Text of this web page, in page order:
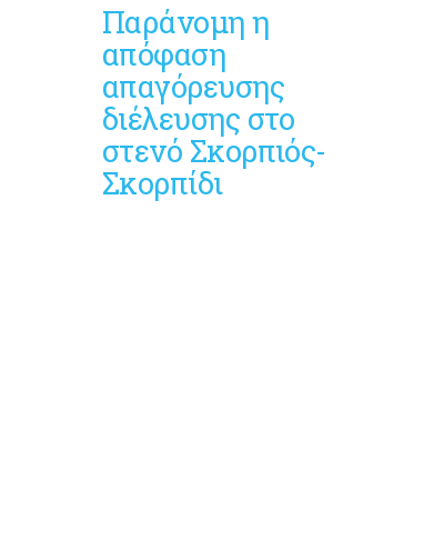
Παράνομη η
απόφαση
απαγόρευσης
διέλευσης στο
στενό Σκορπιός-
Σκορπίδι